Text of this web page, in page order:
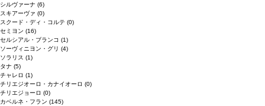
シルヴァーナ (6)
スキアーヴァ (0)
スクード・ディ・コルテ (0)
セミヨン (16)
セルシアル・ブランコ (1)
ソーヴィニヨン・グリ (4)
ソラリス (1)
タナ (5)
チャレロ (1)
チリエジオーロ・カナイオーロ (0)
チリエジョーロ (0)
カベルネ・フラン (145)